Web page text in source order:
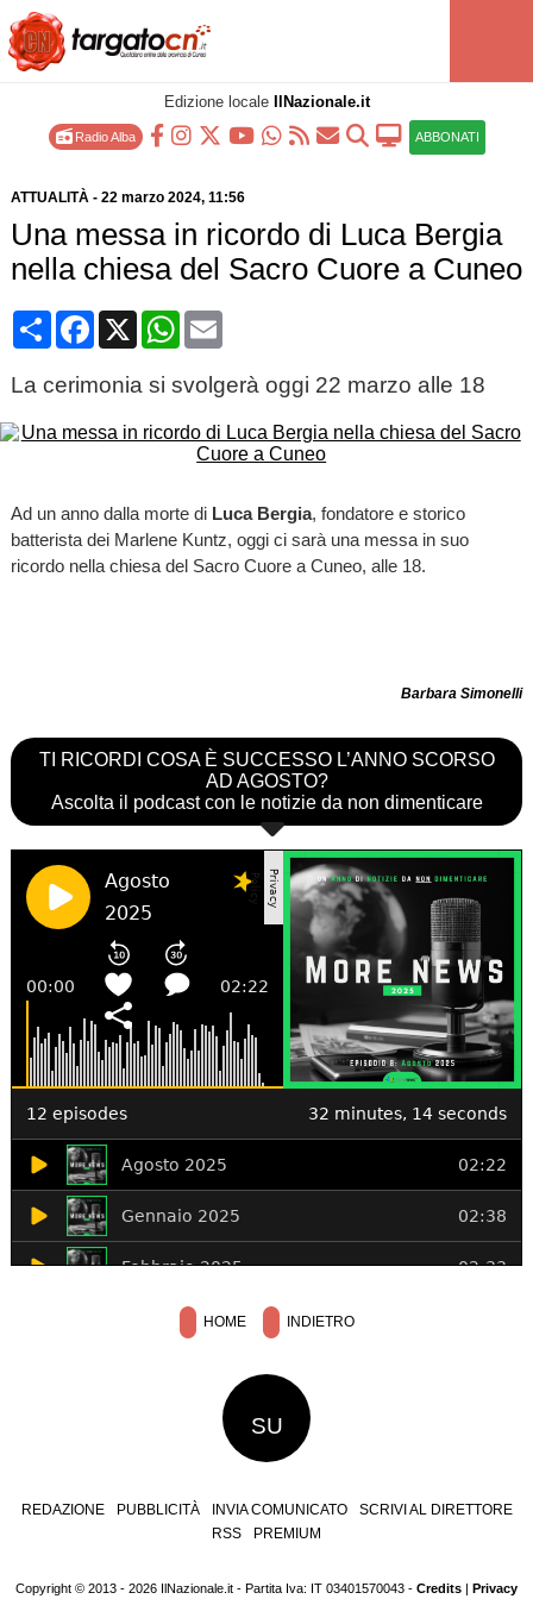
Edizione locale IlNazionale.it
Radio Alba ABBONATI
ATTUALITÀ- 22 marzo 2024, 11:56
Una messa in ricordo di Luca Bergia
nella chiesa del Sacro Cuore a Cuneo
CondividiFacebook
X WhatsApp
Email
La cerimonia si svolgerà oggi 22 marzo alle 18
Ad un anno dalla morte di Luca Bergia, fondatore e storico
batterista dei Marlene Kuntz, oggi ci sarà una messa in suo
ricordo nella chiesa del Sacro Cuore a Cuneo, alle 18.
Barbara Simonelli
TI RICORDI COSA È SUCCESSO L’ANNO SCORSO
AD AGOSTO?
Ascolta il podcast con le notizie da non dimenticare
HOME INDIETRO
SU
REDAZIONE PUBBLICITÀ INVIA COMUNICATO
SCRIVI AL DIRETTORE
RSS
PREMIUM
Copyright © 2013 - 2026 IlNazionale.it - Partita Iva: IT 03401570043 - Credits | Privacy